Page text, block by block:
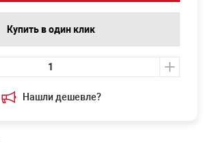
Нашли дешевле?
Купить в один клик